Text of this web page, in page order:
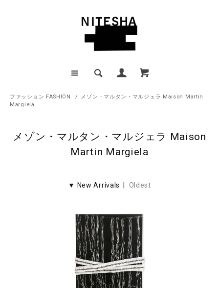
ファッション FASHION /
メゾン・マルタン・マルジェラ Maison Martin
Margiela
メゾン・マルタン・マルジェラ Maison
Martin Margiela
▼ New Arrivals | Oldest